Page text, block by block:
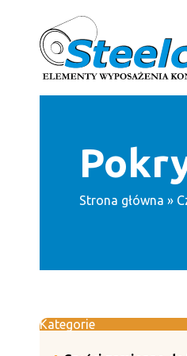
Strona główna »
Kategorie